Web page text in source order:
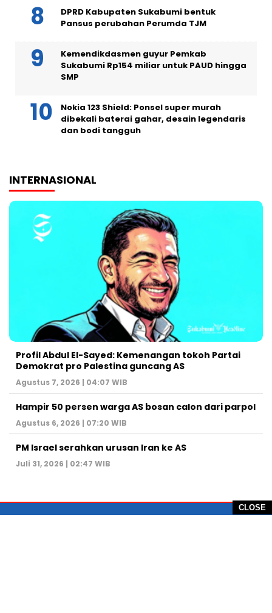
CLOSE
DPRD Kabupaten Sukabumi bentuk
Pansus perubahan Perumda TJM
Kemendikdasmen guyur Pemkab
Sukabumi Rp154 miliar untuk PAUD hingga
SMP
Nokia 123 Shield: Ponsel super murah
dibekali baterai gahar, desain legendaris
dan bodi tangguh
INTERNASIONAL
Profil Abdul El-Sayed: Kemenangan tokoh Partai
Demokrat pro Palestina guncang AS
Agustus 7, 2026 | 04:07 WIB
Hampir 50 persen warga AS bosan calon dari parpol
Agustus 6, 2026 | 07:20 WIB
PM Israel serahkan urusan Iran ke AS
Juli 31, 2026 | 02:47 WIB